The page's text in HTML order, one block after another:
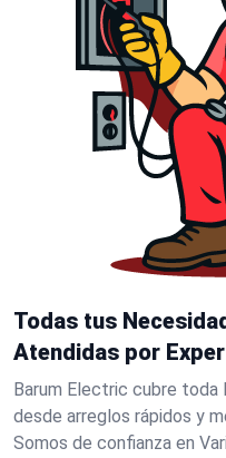
Todas tus
Atendidas por
Barum Electric cubre toda
desde arreglos rápidos y
Somos de confianza en